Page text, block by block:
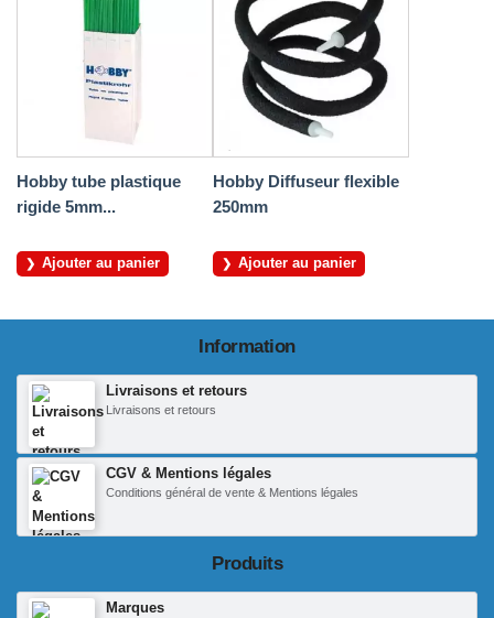
Hobby tube plastique
rigide 5mm...
Ajouter au panier
Hobby Diffuseur flexible
250mm
Ajouter au panier
Information
Livraisons et retours
Livraisons et retours
CGV & Mentions légales
Conditions général de vente & Mentions légales
Produits
Marques